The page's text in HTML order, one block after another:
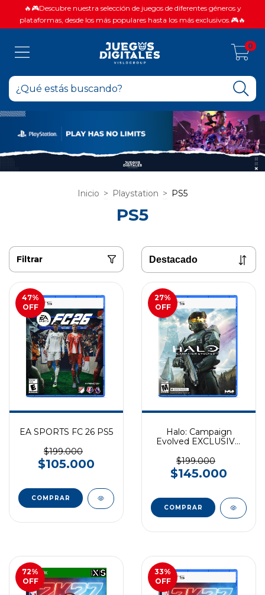
🔥🎮Descubre nuestra selección de juegos de diferentes géneros y
plataformas, desde los más populares hasta los más exclusivos.🎮🔥
0
Inicio > Playstation > PS5
PS5
Filtrar
47%
OFF
EA SPORTS FC 26 PS5
$199.000
$105.000
COMPRAR
27%
OFF
Halo: Campaign
Evolved EXCLUSIVO
$199.000
$145.000
COMPRAR
72%
OFF
33%
OFF